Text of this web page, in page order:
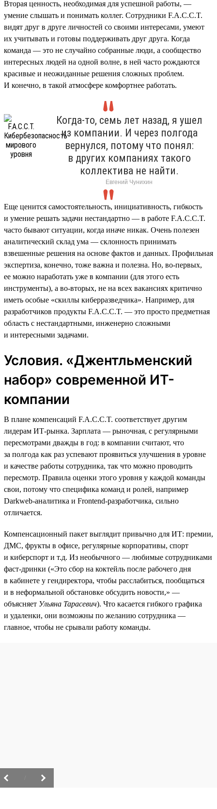
Вторая ценность, необходимая для успешной работы, —
умение слышать и понимать коллег. Сотрудники F.A.C.C.T.
видят друг в друге личностей со своими интересами, умеют
их учитывать и готовы поддерживать друг друга. Когда
команда — это не случайно собранные люди, а сообщество
интересных людей на одной волне, в ней часто рождаются
красивые и неожиданные решения сложных проблем.
И конечно, в такой атмосфере комфортнее работать.
Когда-то, семь лет назад, я ушел
из компании. И через полгода
вернулся, потому что понял:
в других компаниях такого
коллектива не найти.
Евгений Чунихин
Еще ценится самостоятельность, инициативность, гибкость
и умение решать задачи нестандартно — в работе F.A.C.C.T.
часто бывают ситуации, когда иначе никак. Очень полезен
аналитический склад ума — склонность принимать
взвешенные решения на основе фактов и данных. Профильная
экспертиза, конечно, тоже важна и полезна. Но, во-первых,
ее можно наработать уже в компании (для этого есть
инструменты), а во-вторых, не на всех вакансиях критично
иметь особые «скиллы киберразведчика». Например, для
разработчиков продукты F.A.C.C.T. — это просто предметная
область с нестандартными, инженерно сложными
и интересными задачами.
Условия. «Джентльменский
набор» современной ИТ-
компании
В плане компенсаций F.A.C.C.T. соответствует другим
лидерам ИТ-рынка. Зарплата — рыночная, с регулярными
пересмотрами дважды в год: в компании считают, что
за полгода как раз успевают проявиться улучшения в уровне
и качестве работы сотрудника, так что можно проводить
пересмотр. Правила оценки этого уровня у каждой команды
свои, потому что специфика команд и ролей, например
Darkweb-аналитика и Frontend-разработчика, сильно
отличается.
Компенсационный пакет выглядит привычно для ИТ: премии,
ДМС, фрукты в офисе, регулярные корпоративы, спорт
и киберспорт и т.д. Из необычного — любимые сотрудниками
фаст-дринки («Это сбор на коктейль после рабочего дня
в кабинете у гендиректора, чтобы расслабиться, пообщаться
и в неформальной обстановке обсудить новости,» —
объясняет Ульяна Тарасевич). Что касается гибкого графика
и удаленки, они возможны по желанию сотрудника —
главное, чтобы не срывали работу команды.